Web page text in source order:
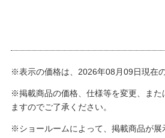
※表示の価格は、2026年08月09日現在
※掲載商品の価格、仕様等を変更、また
ますのでご了承ください。
※ショールームによって、掲載商品が展